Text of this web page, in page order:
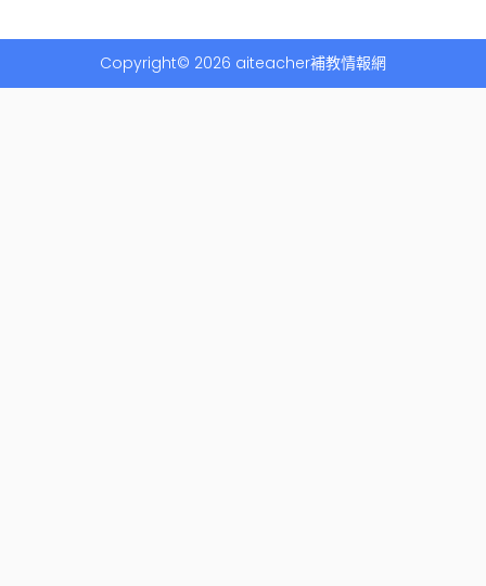
Copyright© 2026 aiteacher補教情報網